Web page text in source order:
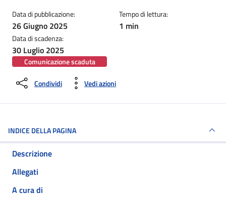
Data di pubblicazione:
26 Giugno 2025
Data di scadenza:
30 Luglio 2025
Comunicazione scaduta
Tempo di lettura:
1 min
Condividi Vedi azioni
INDICE DELLA PAGINA
Descrizione
Allegati
A cura di